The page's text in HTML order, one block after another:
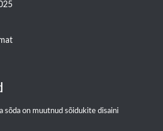
sõda on muutnud sõidukite disaini